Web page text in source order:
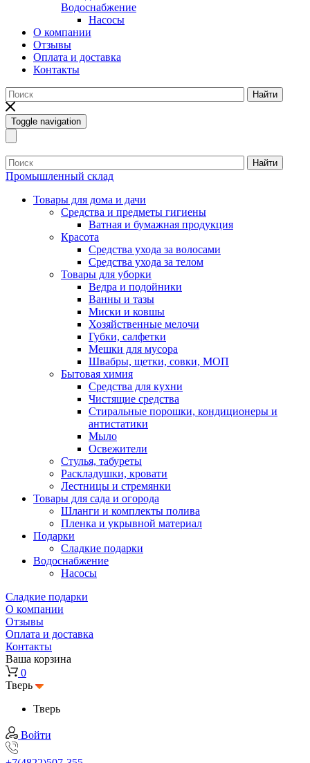
Водоснабжение
Насосы
О компании
Отзывы
Оплата и доставка
Контакты
Найти
Toggle navigation
Найти
Промышленный склад
Товары для дома и дачи
Средства и предметы гигиены
Ватная и бумажная продукция
Красота
Средства ухода за волосами
Средства ухода за телом
Товары для уборки
Ведра и подойники
Ванны и тазы
Миски и ковшы
Хозяйственные мелочи
Губки, салфетки
Мешки для мусора
Швабры, щетки, совки, МОП
Бытовая химия
Средства для кухни
Чистящие средства
Стиральные порошки, кондиционеры и
антистатики
Мыло
Освежители
Стулья, табуреты
Раскладушки, кровати
Лестницы и стремянки
Товары для сада и огорода
Шланги и комплекты полива
Пленка и укрывной материал
Подарки
Cладкие подарки
Водоснабжение
Насосы
Сладкие подарки
О компании
Отзывы
Оплата и доставка
Контакты
Ваша корзина
0
Тверь
Тверь
Войти